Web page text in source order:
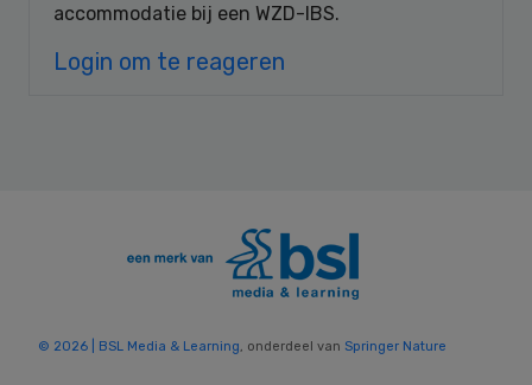
accommodatie bij een WZD-IBS.
Login om te reageren
© 2026 | BSL Media & Learning, onderdeel van Springer Nature